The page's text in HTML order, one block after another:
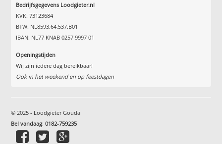
Bedrijfsgegevens Loodgieter.nl
KVK: 73123684
BTW: NL8593.64.537.B01
IBAN: NL77 KNAB 0257 9997 01
Openingstijden
Wij zijn iedere dag bereikbaar!
Ook in het weekend en op feestdagen
© 2025 - Loodgieter Gouda
Bel vandaag:0182-759235